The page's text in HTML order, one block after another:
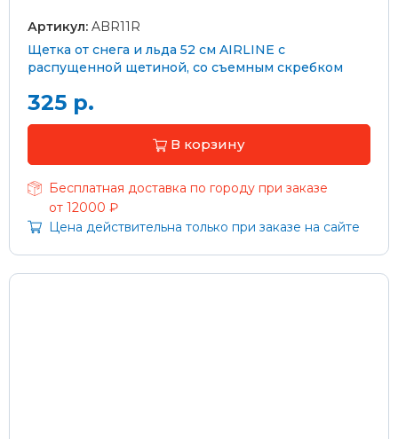
Артикул: ABR11R
Щетка от снега и льда 52 см AIRLINE с
распущенной щетиной, со съемным скребком
325 р.
В корзину
Бесплатная доставка по городу при заказе
от 12000 ₽
Цена действительна только при заказе на сайте